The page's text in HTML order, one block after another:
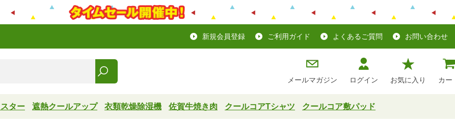
新規会員登録 ご利用ガイド よくあるご質問 お問い合わせ
メールマガジン ログイン お気に入り カー
ター 遮熱クールアップ 衣類乾燥除湿機 佐賀牛焼き肉 クールコアTシャツ クールコア敷パッド